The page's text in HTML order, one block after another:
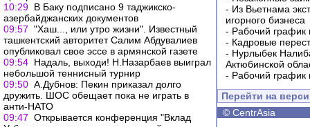
10:29 В Баку подписано 9 таджикско-
азербайджанских документов
09:57 "Хаш..., или утро жизни". Известный
ташкентский авторитет Салим Абдувалиев
опубликовал свое эссе в армянской газете
09:54 Надаль, выходи! Н.Назарбаев выиграл
небольшой теннисный турнир
09:50 А.Дубнов: Пекин приказал долго
дружить. ШОС обещает пока не играть в
анти-НАТО
09:47 Открывается конференция "Вклад
- Из Вьетнама
игорного бизнеса
- Рабочий график
- Кадровые
- Нурлыбек
Актюбинской
- Рабочий график
Перейти на
© CentrAsia